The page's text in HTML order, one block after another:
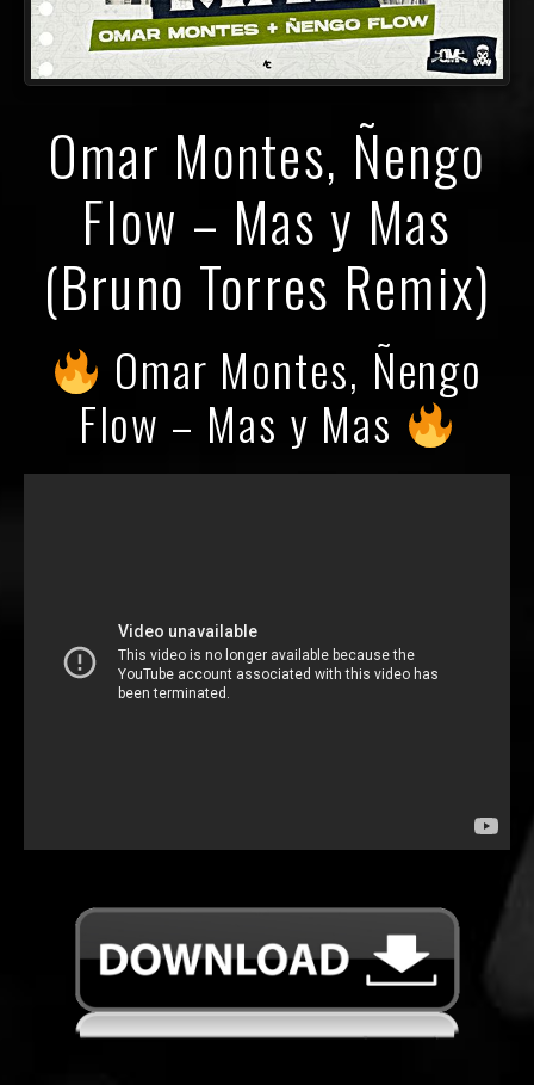
Omar Montes, Ñengo
Flow – Mas y Mas
(Bruno Torres Remix)
Omar Montes, Ñengo
Flow – Mas y Mas